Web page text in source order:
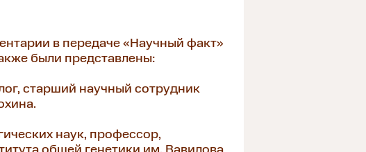
в передаче «Научный факт»
были представлены:
старший научный сотрудник
наук, профессор,